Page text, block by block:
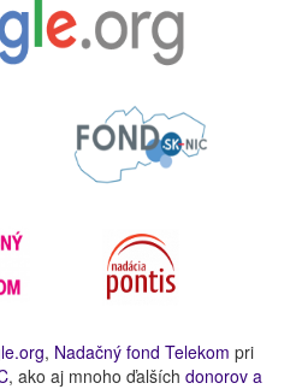
, Nadačný fond Telekom pri
, ako aj mnoho ďalších donorov a